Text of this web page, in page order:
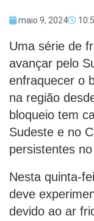
maio 9, 2024
Uma série de
avançar pelo
enfraquecer o
na região
bloqueio tem
Sudeste e no
persistentes
Nesta quinta-
deve
devido ao ar